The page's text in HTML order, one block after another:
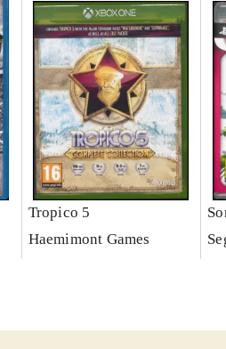
Tropico 5
Haemimont Games